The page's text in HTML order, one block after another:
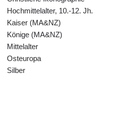
Hochmittelalter, 10.-12. Jh.
Kaiser (MA&NZ)
Könige (MA&NZ)
Mittelalter
Osteuropa
Silber